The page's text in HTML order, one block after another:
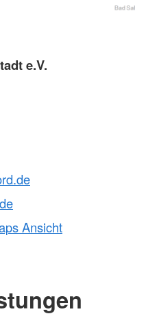
e.V.
Ansicht